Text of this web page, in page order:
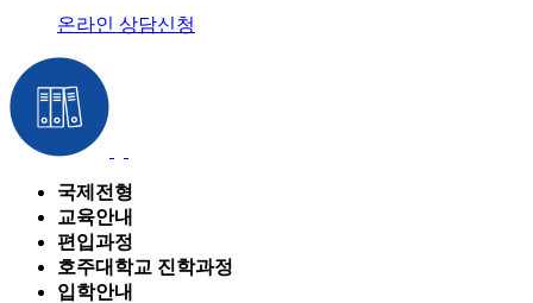
온라인 상담신청
국제전형
교육안내
편입과정
호주대학교 진학과정
입학안내